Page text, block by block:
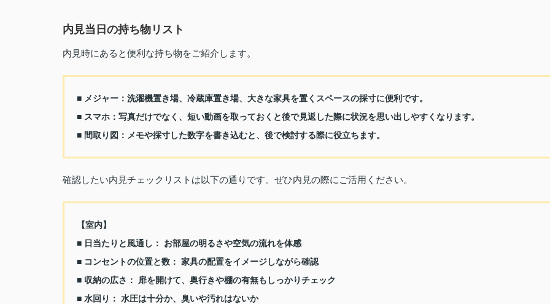
内見当日の持ち物リスト
内見時にあると便利な持ち物をご紹介します。
■ メジャー：洗濯機置き場、冷蔵庫置き場、大きな家具を置くスペースの採寸に便利です。
■ スマホ：写真だけでなく、短い動画を取っておくと後で見返した際に状況を思い出しやすくなります。
■ 間取り図：メモや採寸した数字を書き込むと、後で検討する際に役立ちます。
確認したい内見チェックリストは以下の通りです。ぜひ内見の際にご活用ください。
【室内】
■ 日当たりと風通し： お部屋の明るさや空気の流れを体感
■ コンセントの位置と数： 家具の配置をイメージしながら確認
■ 収納の広さ： 扉を開けて、奥行きや棚の有無もしっかりチェック
■ 水回り： 水圧は十分か、臭いや汚れはないか